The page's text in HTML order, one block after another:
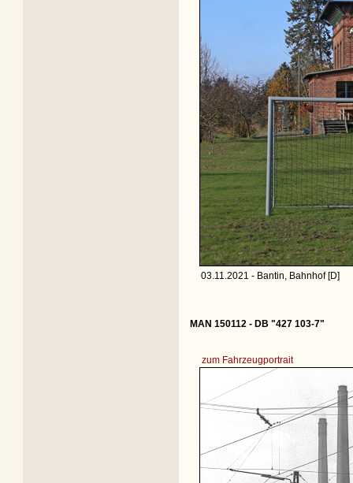
03.11.2021 - Bantin, Bahnhof [D]
MAN 150112 - DB "427 103-7"
zum Fahrzeugportrait